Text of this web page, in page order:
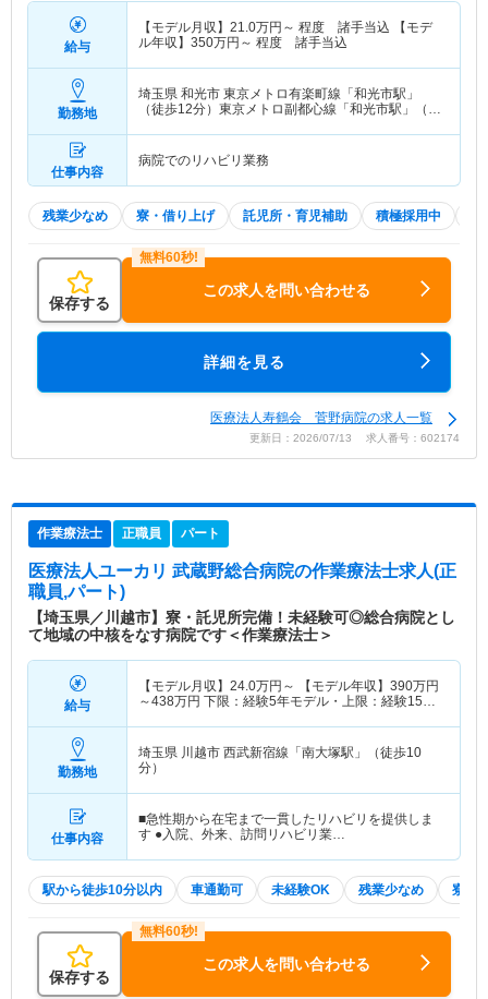
給与
【モデル月収】 21.0万円～ 程度 諸手当込 【モデ
ル年収】 350万円～ 程度 諸手当込
勤務地
埼玉県 和光市 東京メトロ有楽町線「和光市駅」
（徒歩12分）東京メトロ副都心線「和光市駅」（徒
仕事内容
病院でのリハビリ業務
残業少なめ 寮・借り上げ 託児所・育児補助 積極採用中
保存する
この求人を問い合わせる
詳細を見る
医療法人寿鶴会 菅野病院の求人一覧
更新日：2026/07/13 求人番号：602174
作業療法士 正職員 パート
医療法人ユーカリ 武蔵野総合病院の作業療法士求人(正
職員,パート)
【埼玉県／川越市】寮・託児所完備！未経験可◎総合病院とし
て地域の中核をなす病院です＜作業療法士＞
給与
【モデル月収】 24.0万円～ 【モデル年収】 390万円
～438万円 下限：経験5年モデル・上限：経験15年
勤務地
埼玉県 川越市 西武新宿線「南大塚駅」（徒歩10
分）
仕事内容
■急性期から在宅まで一貫したリハビリを提供しま
す ●入院、外来、訪問リハビリ業…
駅から徒歩10分以内 車通勤可 未経験OK 残業少なめ 寮・
保存する
この求人を問い合わせる